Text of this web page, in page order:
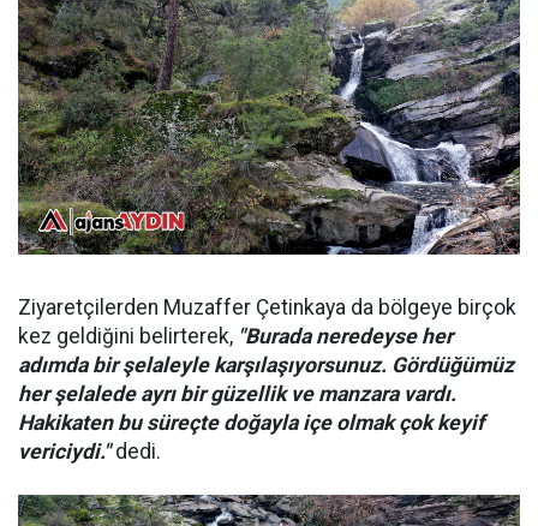
Ziyaretçilerden Muzaffer Çetinkaya da bölgeye birçok
kez geldiğini belirterek, "Burada neredeyse her
adımda bir şelaleyle karşılaşıyorsunuz. Gördüğümüz
her şelalede ayrı bir güzellik ve manzara vardı.
Hakikaten bu süreçte doğayla içe olmak çok keyif
vericiydi."dedi.